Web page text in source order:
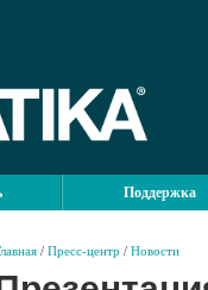
Поддержка
/ Пресс-центр / Новости